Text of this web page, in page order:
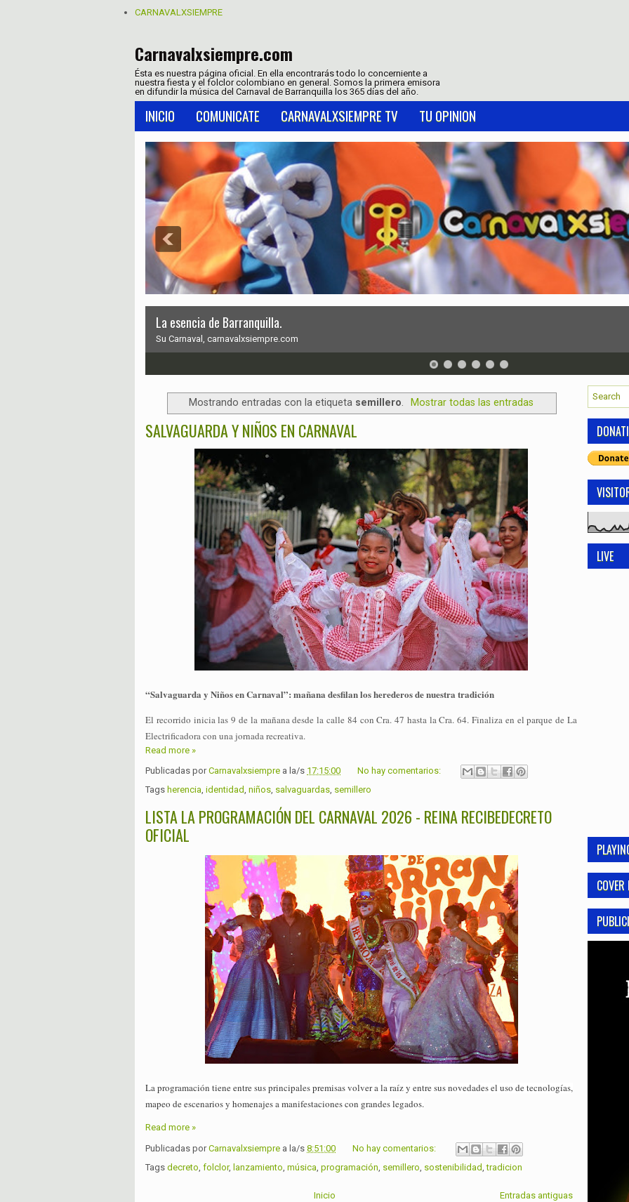
CARNAVALXSIEMPRE
Carnavalxsiempre.com
Ésta es nuestra página oficial. En ella encontrarás todo lo concerniente a
nuestra fiesta y el folclor colombiano en general. Somos la primera emisora
en difundir la música del Carnaval de Barranquilla los 365 días del año.
INICIO COMUNICATE CARNAVALXSIEMPRE TV TU OPINION
La esencia de Barranquilla.
Su Carnaval, carnavalxsiempre.com
Mostrando entradas con la etiqueta semillero. Mostrar todas las entradas
SALVAGUARDA Y NIÑOS EN CARNAVAL
“Salvaguarda y Niños en Carnaval”: mañana desfilan los herederos de nuestra tradición
El recorrido inicia las 9 de la mañana desde la calle 84 con Cra. 47 hasta la Cra. 64. Finaliza en el parque de La
Electrificadora con una jornada recreativa.
Read more »
Publicadas porCarnavalxsiempre a la/s 17:15:00
No hay comentarios:
Tags herencia, identidad, niños, salvaguardas, semillero
LISTA LA PROGRAMACIÓN DEL CARNAVAL 2026 - REINA RECIBEDECRETO
OFICIAL
La programación tiene entre sus principales premisas volver a la raíz y entre sus novedades el uso de tecnologías,
mapeo de escenarios y homenajes a manifestaciones con grandes legados.
Read more »
Publicadas porCarnavalxsiempre a la/s 8:51:00
No hay comentarios:
Tags decreto folclor, lanzamiento música programación semillero sostenibilidad ,tradicion
Entradas antiguas
Inicio
LIVE